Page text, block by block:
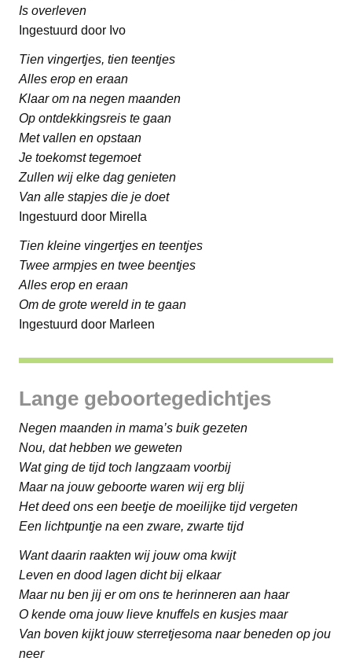
Is overleven
Ingestuurd door Ivo
Tien vingertjes, tien teentjes
Alles erop en eraan
Klaar om na negen maanden
Op ontdekkingsreis te gaan
Met vallen en opstaan
Je toekomst tegemoet
Zullen wij elke dag genieten
Van alle stapjes die je doet
Ingestuurd door Mirella
Tien kleine vingertjes en teentjes
Twee armpjes en twee beentjes
Alles erop en eraan
Om de grote wereld in te gaan
Ingestuurd door Marleen
Lange geboortegedichtjes
Negen maanden in mama’s buik gezeten
Nou, dat hebben we geweten
Wat ging de tijd toch langzaam voorbij
Maar na jouw geboorte waren wij erg blij
Het deed ons een beetje de moeilijke tijd vergeten
Een lichtpuntje na een zware, zwarte tijd
Want daarin raakten wij jouw oma kwijt
Leven en dood lagen dicht bij elkaar
Maar nu ben jij er om ons te herinneren aan haar
O kende oma jouw lieve knuffels en kusjes maar
Van boven kijkt jouw sterretjesoma naar beneden op jou
neer